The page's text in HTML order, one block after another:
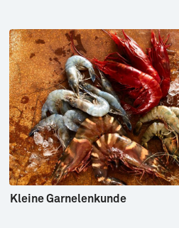
Kleine Garnelenkunde